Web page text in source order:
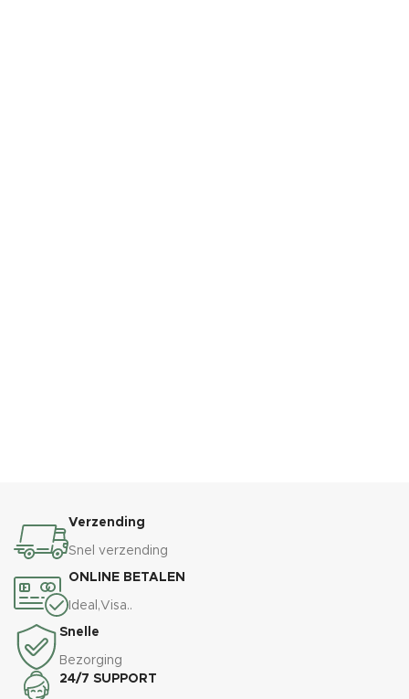
Verzending
Snel verzending
ONLINE BETALEN
Ideal,Visa..
Snelle
Bezorging
24/7 SUPPORT